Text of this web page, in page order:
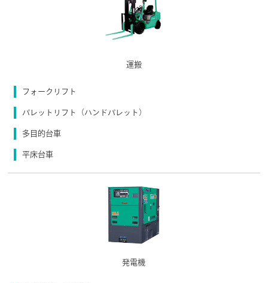
運搬
フォークリフト
パレットリフト（ハンドパレット）
多目的台車
平床台車
発電機